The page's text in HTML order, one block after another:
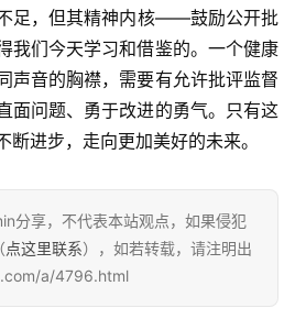
足，但其精神内核——鼓励公开批
我们今天学习和借鉴的。一个健康
声音的胸襟，需要有允许批评监督
面问题、勇于改进的勇气。只有这
进步，走向更加美好的未来。
分享，不代表本站观点，如果侵犯
点这里联系），如若转载，请注明出
a/4796.html